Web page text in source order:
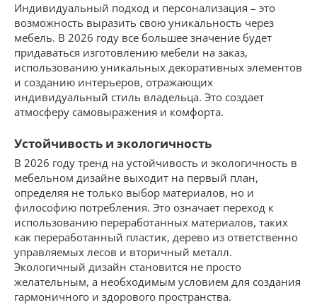
Индивидуальный подход и персонализация – это
возможность выразить свою уникальность через
мебель. В 2026 году все большее значение будет
придаваться изготовлению мебели на заказ,
использованию уникальных декоративных элементов
и созданию интерьеров, отражающих
индивидуальный стиль владельца. Это создает
атмосферу самовыражения и комфорта.
Устойчивость и экологичность
В 2026 году тренд на устойчивость и экологичность в
мебельном дизайне выходит на первый план,
определяя не только выбор материалов, но и
философию потребления. Это означает переход к
использованию переработанных материалов, таких
как переработанный пластик, дерево из ответственно
управляемых лесов и вторичный металл.
Экологичный дизайн становится не просто
желательным, а необходимым условием для создания
гармоничного и здорового пространства.